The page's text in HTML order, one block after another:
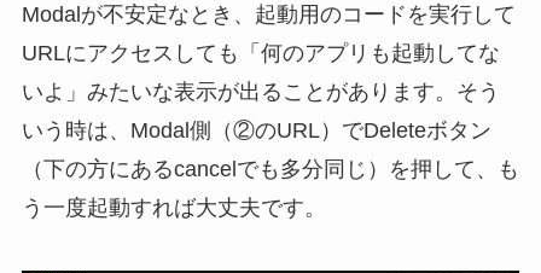
Modalが不安定なとき、起動用のコードを実行して
URLにアクセスしても「何のアプリも起動してな
いよ」みたいな表示が出ることがあります。そう
いう時は、Modal側（②のURL）でDeleteボタン
（下の方にあるcancelでも多分同じ）を押して、も
う一度起動すれば大丈夫です。